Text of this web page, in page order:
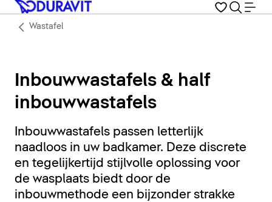
Wastafel
Inbouwwastafels & half
inbouwwastafels
Inbouwwastafels passen letterlijk
naadloos in uw badkamer. Deze discrete
en tegelijkertijd stijlvolle oplossing voor
de wasplaats biedt door de
inbouwmethode een bijzonder strakke